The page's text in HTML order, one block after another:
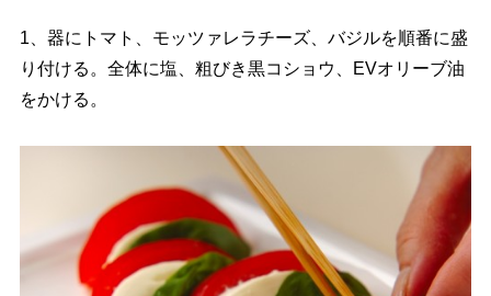
1、器にトマト、モッツァレラチーズ、バジルを順番に盛
り付ける。全体に塩、粗びき黒コショウ、EVオリーブ油
をかける。